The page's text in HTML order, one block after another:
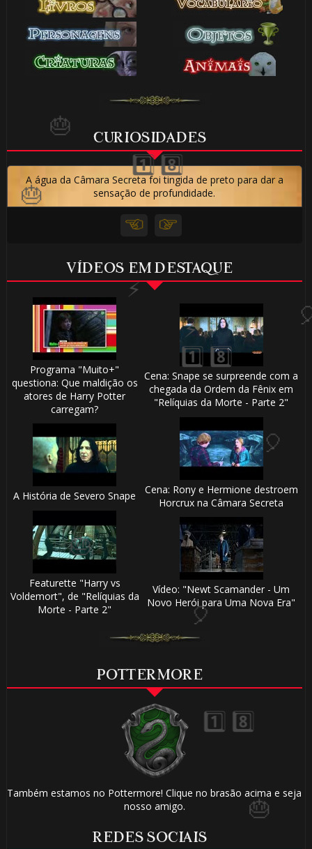
CURIOSIDADES
A água da Câmara Secreta foi tingida de preto para dar a
sensação de profundidade.
VÍDEOS EM DESTAQUE
Programa "Muito+"
questiona: Que maldição os
atores de Harry Potter
carregam?
Cena: Snape se surpreende com a
chegada da Ordem da Fênix em
"Relíquias da Morte - Parte 2"
A História de Severo Snape
Cena: Rony e Hermione destroem
Horcrux na Câmara Secreta
Featurette "Harry vs
Voldemort", de "Relíquias da
Morte - Parte 2"
Vídeo: "Newt Scamander - Um
Novo Herói para Uma Nova Era"
POTTERMORE
Também estamos no Pottermore! Clique no brasão acima e seja
nosso amigo.
REDES SOCIAIS
1️⃣ 8️⃣
1️⃣ 8️⃣
1️⃣ 8️⃣
🎂
1️⃣ 8️⃣
🎂
🎂